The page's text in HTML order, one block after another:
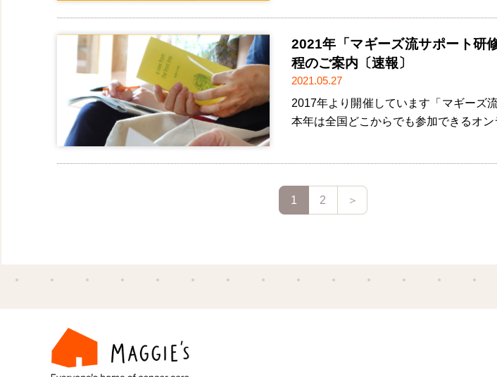
2021年「マギーズ流サポート研
程のご案内〔速報〕
2021.05.27
2017年より開催しています「マギーズ
本年は全国どこからでも参加できるオ
1 2 ＞